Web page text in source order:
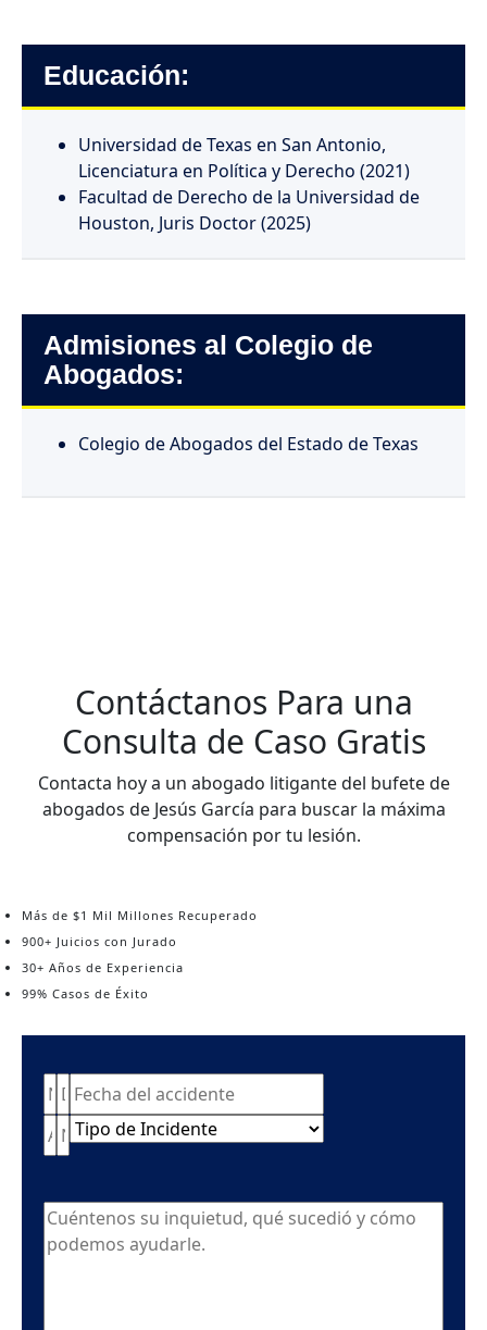
Educación:
Universidad de Texas en San Antonio,
Licenciatura en Política y Derecho (2021)
Facultad de Derecho de la Universidad de
Houston, Juris Doctor (2025)
Admisiones al Colegio de
Abogados:
Colegio de Abogados del Estado de Texas
Contáctanos Para una
Consulta de Caso Gratis
Contacta hoy a un abogado litigante del bufete de
abogados de Jesús García para buscar la máxima
compensación por tu lesión.
Más de $1 Mil Millones Recuperado
900+ Juicios con Jurado
30+ Años de Experiencia
99% Casos de Éxito
Nombre(Required)
Apellido(Required)
Dirección
de
correo
electrónico
Número
de
Date
of
incident
slash
DD
Type
of
Cuéntenos
su